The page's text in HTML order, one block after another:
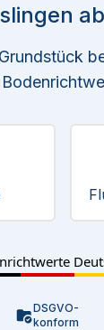
DSGVO-
konform